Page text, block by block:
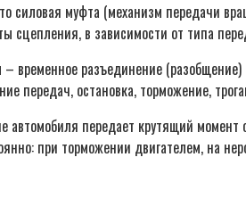
силовая муфта (механизм передачи
сцепления, в зависимости от типа
– временное разъединение
передач, остановка, торможение,
передает крутящий момент
при торможении двигателем, на